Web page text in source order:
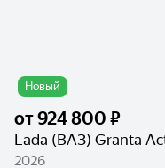
Новый
от924 800 ₽
Lada (ВАЗ) Granta
2026